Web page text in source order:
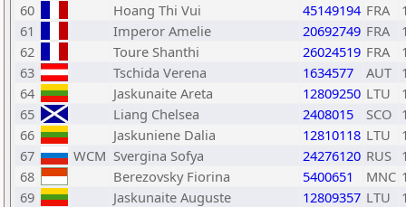
60
Hoang Thi Vui 45149194 FRA
61
Imperor Amelie 20692749 FRA
62
Toure Shanthi 26024519 FRA
63
Tschida Verena 1634577 AUT
64
Jaskunaite Areta 12809250 LTU
65
Liang Chelsea 2408015 SCO
66
Jaskuniene Dalia 12810118 LTU
67
WCM Svergina Sofya 24276120 RUS
68
Berezovsky Fiorina 5400651 MNC
69
Jaskunaite Auguste 12809357 LTU